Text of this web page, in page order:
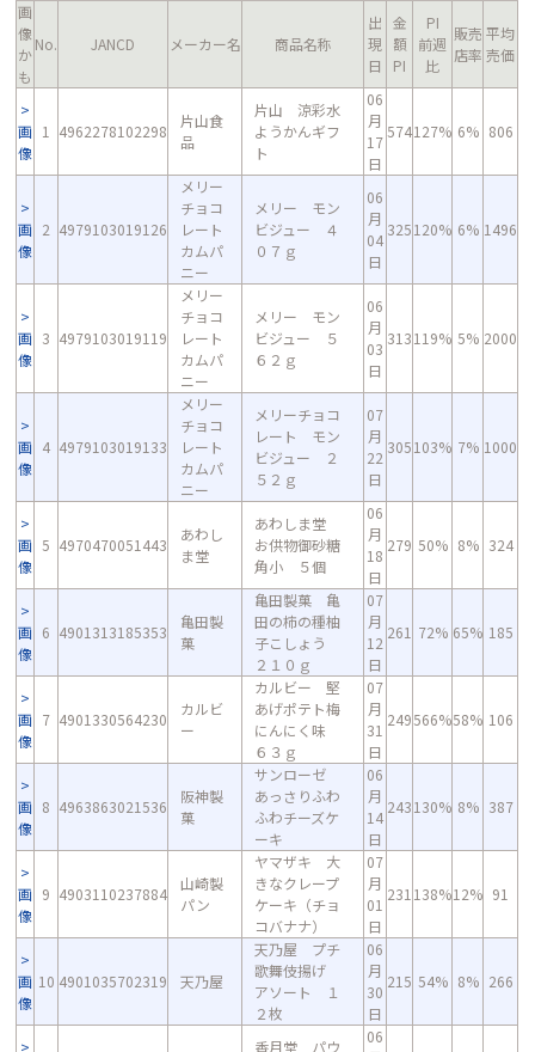
画
像
か
も
No. JANCD メーカー名 商品名称
出
現
日
金
額
PI
PI
前週
比
販売
店率
平均
売価
画
像
1 4962278102298
片山食
品
片山 涼彩水
ようかんギフ
ト
06
月
17
日
574127% 6% 806
画
像
2 4979103019126
メリー
チョコ
レート
カムパ
ニー
メリー モン
ビジュー ４
０７ｇ
06
月
04
日
325120% 6% 1496
画
像
3 4979103019119
メリー
チョコ
レート
カムパ
ニー
メリー モン
ビジュー ５
６２ｇ
06
月
03
日
313119% 5% 2000
画
像
4 4979103019133
メリー
チョコ
レート
カムパ
ニー
メリーチョコ
レート モン
ビジュー ２
５２ｇ
07
月
22
日
305103% 7% 1000
画
像
5 4970470051443
あわし
ま堂
あわしま堂
お供物御砂糖
角小 ５個
06
月
18
日
279 50% 8% 324
画
像
6 4901313185353
亀田製
菓
亀田製菓 亀
田の柿の種柚
子こしょう
２１０ｇ
07
月
12
日
261 72% 65% 185
画
像
7 4901330564230
カルビ
ー
カルビー 堅
あげポテト梅
にんにく味
６３ｇ
07
月
31
日
249566%58% 106
画
像
8 4963863021536
阪神製
菓
サンローゼ
あっさりふわ
ふわチーズケ
ーキ
06
月
14
日
243130% 8% 387
画
像
9 4903110237884
山崎製
パン
ヤマザキ 大
きなクレープ
ケーキ（チョ
コバナナ）
07
月
01
日
231 138%12% 91
画
像
10 4901035702319 天乃屋
天乃屋 プチ
歌舞伎揚げ
アソート １
２枚
06
月
30
日
215 54% 8% 266
香月堂 パウ
06